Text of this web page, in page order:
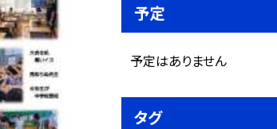
予定
予定はありません
タグ